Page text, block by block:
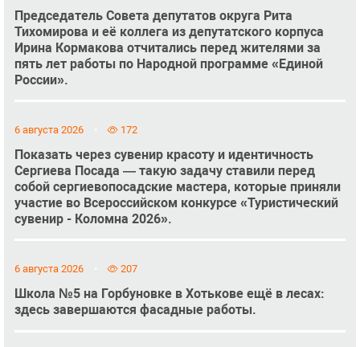
Председатель Совета депутатов округа Рита
Тихомирова и её коллега из депутатского корпуса
Ирина Кормакова отчитались перед жителями за
пять лет работы по Народной программе «Единой
России».
6 августа 2026 172
Показать через сувенир красоту и идентичность
Сергиева Посада — такую задачу ставили перед
собой сергиевопосадские мастера, которые приняли
участие во Всероссийском конкурсе «Туристический
сувенир - Коломна 2026».
6 августа 2026 207
Школа №5 на Горбуновке в Хотькове ещё в лесах:
здесь завершаются фасадные работы.